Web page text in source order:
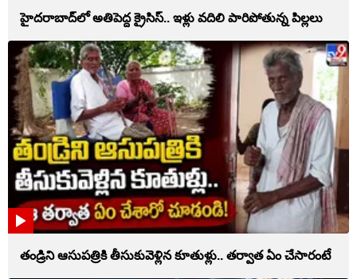
హైదరాబాద్‌లో అతిపెద్ద క్రైసిస్.. ఇళ్లు వదిలి పారిపోతున్న పిల్లలు
తండ్రిని ఆసుపత్రికి తీసుకువెళ్లిన కూతుళ్లు.. తర్వాత ఏం చేసారంటే